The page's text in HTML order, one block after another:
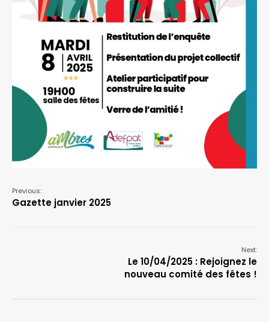
Previous:
Gazette janvier 2025
Next:
Le 10/04/2025 : Rejoignez le
nouveau comité des fêtes !